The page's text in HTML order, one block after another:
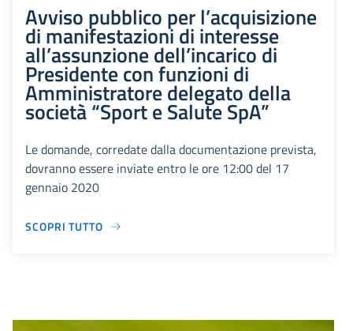
Avviso pubblico per l’acquisizione
di manifestazioni di interesse
all’assunzione dell’incarico di
Presidente con funzioni di
Amministratore delegato della
società “Sport e Salute SpA”
Le domande, corredate dalla documentazione prevista,
dovranno essere inviate entro le ore 12:00 del 17
gennaio 2020
SCOPRI TUTTO